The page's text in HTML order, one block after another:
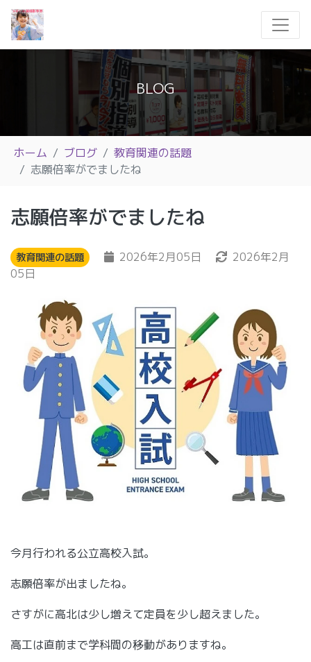
BLOG
ホーム ブログ
教育関連の話題
志願倍率がでましたね
志願倍率がでましたね
教育関連の話題 2026年2月05日
2026年2月
05日
今月行われる公立高校入試。
志願倍率が出ましたね。
さすがに高北は少し増えて定員を少し超えました。
高工は直前まで学科間の移動がありますね。